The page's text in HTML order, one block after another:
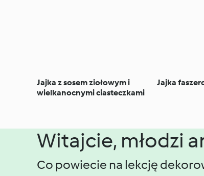
Jajka z sosem ziołowym i
wielkanocnymi ciasteczkami
Jajka
Witajcie, młodzi
Co powiecie na lekcję